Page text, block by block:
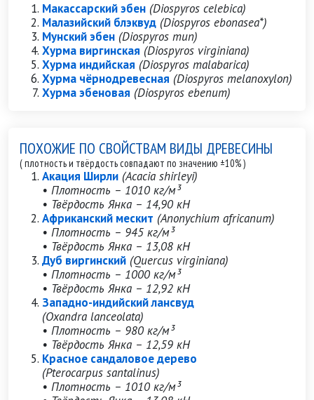
Макассарский эбен (Diospyros celebica)
Малазийский блэквуд (Diospyros ebonasea*)
Мунский эбен (Diospyros mun)
Хурма виргинская (Diospyros virginiana)
Хурма индийская (Diospyros malabarica)
Хурма чёрнодревесная (Diospyros melanoxylon)
Хурма эбеновая (Diospyros ebenum)
ПОХОЖИЕ ПО СВОЙСТВАМ ВИДЫ ДРЕВЕСИНЫ
( плотность и твёрдость совпадают по значению ±10% )
Акация Ширли (Acacia shirleyi)
• Плотность – 1010 кг/м³
• Твёрдость Янка – 14,90 кН
Африканский мескит (Anonychium africanum)
• Плотность – 945 кг/м³
• Твёрдость Янка – 13,08 кН
Дуб виргинский (Quercus virginiana)
• Плотность – 1000 кг/м³
• Твёрдость Янка – 12,92 кН
Западно-индийский лансвуд
(Oxandra lanceolata)
• Плотность – 980 кг/м³
• Твёрдость Янка – 12,59 кН
Красное сандаловое дерево
(Pterocarpus santalinus)
• Плотность – 1010 кг/м³